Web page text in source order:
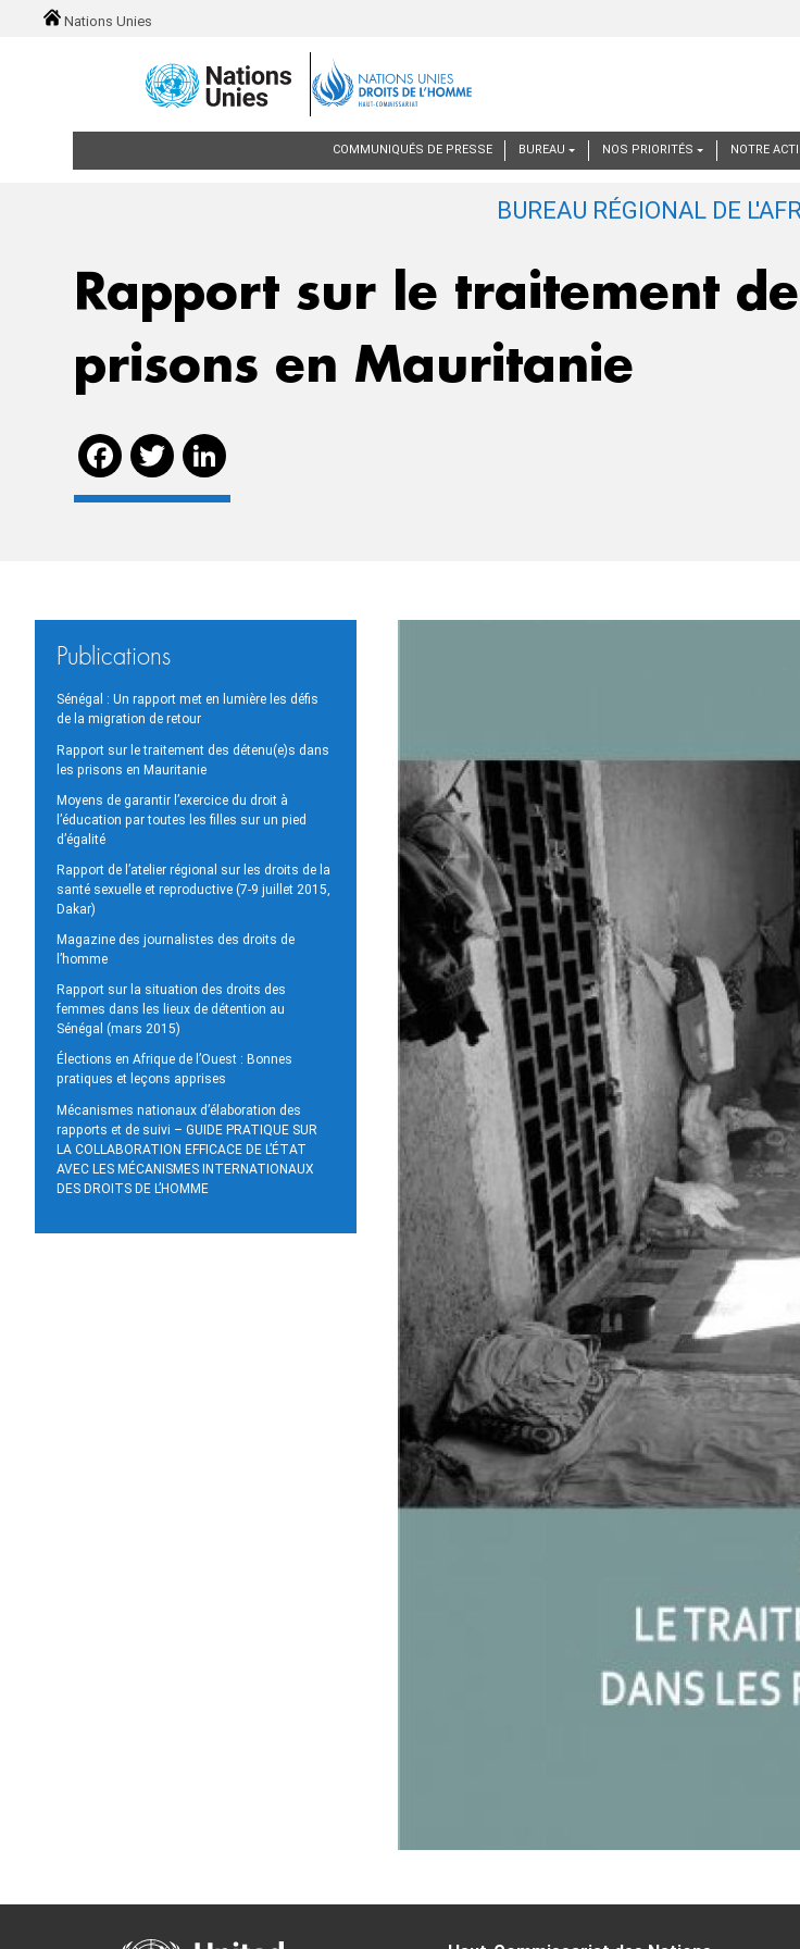
Skip to main content
Nations Unies
Main navigation
COMMUNIQUÉS DE PRESSE BUREAU NOS PRIORITÉS NOTRE
Rapport sur le traitement
prisons en Mauritanie
Facebook
Twitter
LinkedIn
Publications
Sénégal : Un rapport met en lumière les défis
de la migration de retour
Rapport sur le traitement des détenu(e)s dans
les prisons en Mauritanie
Moyens de garantir l’exercice du droit à
l’éducation par toutes les filles sur un pied
d’égalité
Rapport de l’atelier régional sur les droits de la
santé sexuelle et reproductive (7-9 juillet 2015,
Dakar)
Magazine des journalistes des droits de
l’homme
Rapport sur la situation des droits des
femmes dans les lieux de détention au
Sénégal (mars 2015)
Élections en Afrique de l’Ouest : Bonnes
pratiques et leçons apprises
Mécanismes nationaux d’élaboration des
rapports et de suivi – GUIDE PRATIQUE SUR
LA COLLABORATION EFFICACE DE L’ÉTAT
AVEC LES MÉCANISMES INTERNATIONAUX
DES DROITS DE L’HOMME